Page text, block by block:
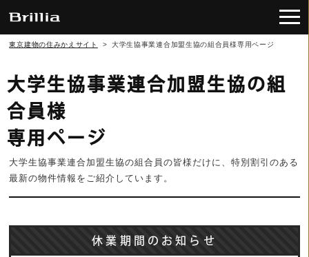
東京建物の住みかえサイト > 大学生協事業連合加盟生協の組合員様専用ページ
大学生協事業連合加盟生協の組
合員様
専用ページ
大学生協事業連合加盟生協の組合員の皆様だけに、特別割引のある
最新の物件情報をご紹介しています。
休業期間のお知らせ